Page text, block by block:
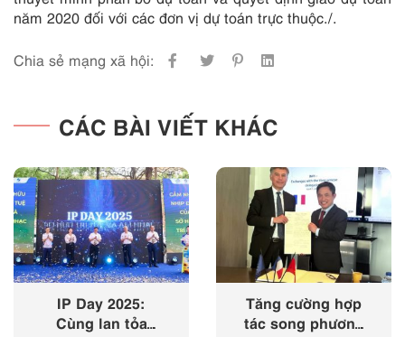
năm 2020 đối với các đơn vị dự toán trực thuộc./.
Chia sẻ mạng xã hội:
CÁC BÀI VIẾT KHÁC
IP Day 2025:
Cùng lan tỏa
Tăng cường hợp
tác song phương